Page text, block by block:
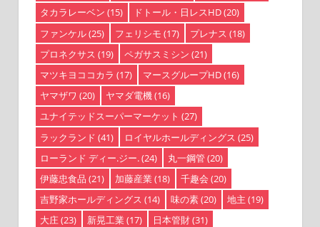
タカラレーベン (15) ドトール・日レスHD(20)
ファンケル(25) フェリシモ (17) プレナス (18)
プロネクサス (19) ペガサスミシン (21)
マツキヨココカラ (17) マースグループHD(16)
ヤマザワ (20) ヤマダ電機(16)
ユナイテッドスーパーマーケット (27)
ラックランド (41) ロイヤルホールディングス (25)
ローランド ディー.ジー.(24) 丸一鋼管(20)
伊藤忠食品 (21) 加藤産業 (18) 千趣会 (20)
吉野家ホールディングス (14) 味の素(20) 地主 (19)
大庄(23) 新晃工業 (17) 日本管財(31)